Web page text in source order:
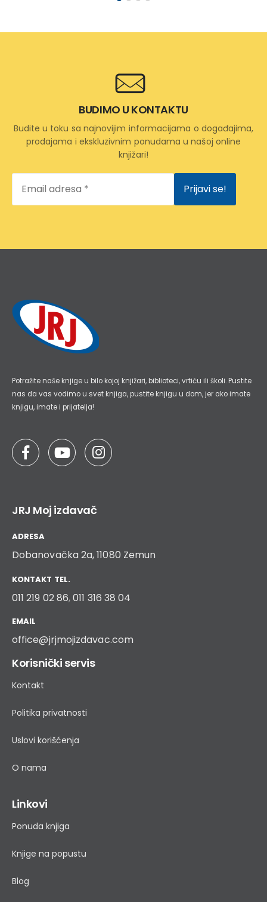
Email
adresa
*
BUDIMO U KONTAKTU
Budite u toku sa najnovijim informacijama o događajima,
prodajama i ekskluzivnim ponudama u našoj online
knjižari!
Potražite naše knjige u bilo kojoj knjižari, biblioteci, vrtiću ili školi. Pustite
nas da vas vodimo u svet knjiga, pustite knjigu u dom, jer ako imate
knjigu, imate i prijatelja!
JRJ Moj izdavač
ADRESA
Dobanovačka 2a, 11080 Zemun
KONTAKT TEL.
011 219 02 86,011 316 38 04
EMAIL
office@jrjmojizdavac.com
Korisnički servis
Kontakt
Politika privatnosti
Uslovi korišćenja
O nama
Linkovi
Ponuda knjiga
Knjige na popustu
Blog